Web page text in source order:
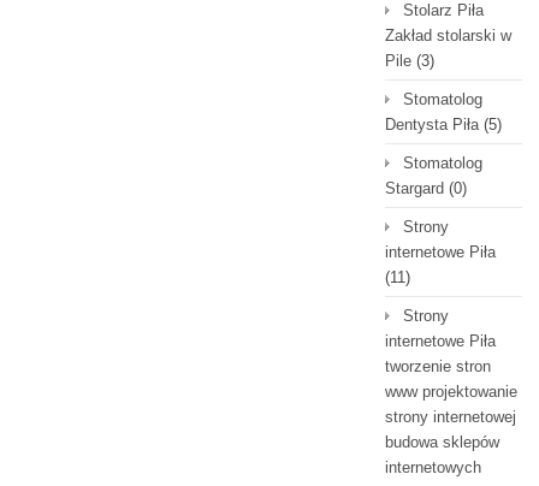
Stolarz Piła
Zakład stolarski w
Pile (3)
Stomatolog
Dentysta Piła(5)
Stomatolog
Stargard (0)
Strony
internetowe Piła
(11)
Strony
internetowe Piła
tworzenie stron
www projektowanie
strony internetowej
budowa sklepów
internetowych